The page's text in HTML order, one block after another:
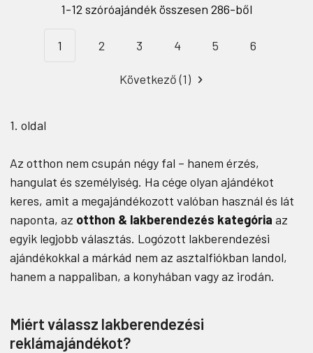
1-12 szóróajándék összesen 286-ből
1 2 3 4 5 6
Következő (1)
1. oldal
Az otthon nem csupán négy fal – hanem érzés,
hangulat és személyiség. Ha cége olyan ajándékot
keres, amit a megajándékozott valóban használ és lát
naponta, az otthon & lakberendezés kategória az
egyik legjobb választás. Logózott lakberendezési
ajándékokkal a márkád nem az asztalfiókban landol,
hanem a nappaliban, a konyhában vagy az irodán.
Miért válassz lakberendezési
reklámajándékot?